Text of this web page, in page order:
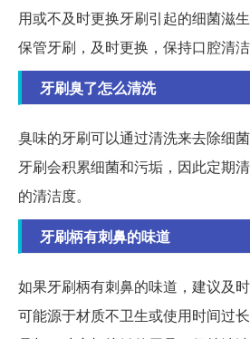
用或不及时更换牙刷引起的细菌滋
保管牙刷，及时更换，保持口腔清洁
牙刷臭了怎么清洗
臭味的牙刷可以通过清洗来去除细
牙刷会积累细菌和污垢，因此定期
的清洁度。
牙刷柄有刺鼻的味道
如果牙刷柄有刺鼻的味道，建议及
可能源于材质不卫生或使用时间过